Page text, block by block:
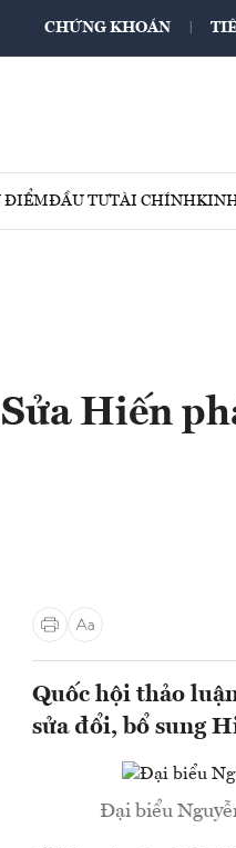
CHỨNG KHOÁN
ĐIỂMĐẦU TƯTÀI CHÍNH
Sửa Hiến
Quốc hội thảo
sửa đổi, bổ sung
Đại biểu